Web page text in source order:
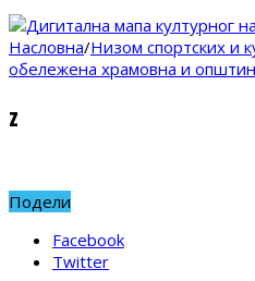
Насловна/Низом спортских и
обележена храмовна и
z
Подели
Facebook
Twitter